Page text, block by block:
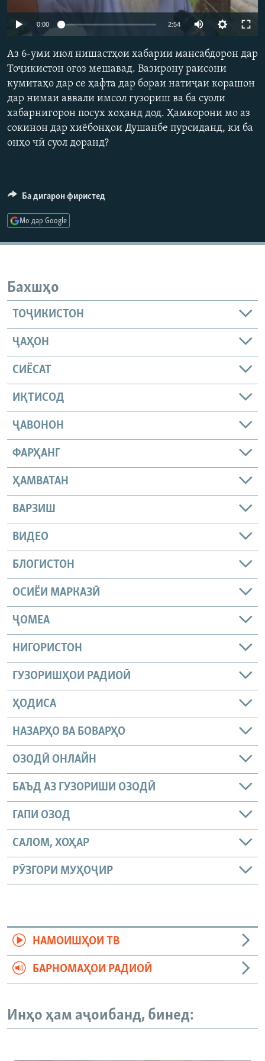
ГУЗОРИШҲОИ РАДИОӢ
Русский
ПАЙГИРӢ КУНЕД
Ҳамаи сомонаҳои RFE/RL
Auto 240p 360p 480p
1080p
0:00 2:54
480p
720p
1080p
Аз 6-уми июл нишастҳои хабарии мансабдорон дар
Тоҷикистон оғоз мешавад. Вазирону раисони
кумитаҳо дар се ҳафта дар бораи натиҷаи корашон
дар нимаи аввали имсол гузориш ва ба суоли
хабарнигорон посух хоҳанд дод. Ҳамкорони мо аз
сокинон дар хиёбонҳои Душанбе пурсиданд, ки ба
онҳо чӣ суол доранд?
Ба дигарон фиристед
Мо дар Google
Бахшҳо
ТОҶИКИСТОН
ҶАҲОН
СИЁСАТ
ИҚТИСОД
ҶАВОНОН
ФАРҲАНГ
ҲАМВАТАН
ВАРЗИШ
ВИДЕО
БЛОГИСТОН
ОСИЁИ МАРКАЗӢ
ҶОМEА
НИГОРИСТОН
ГУЗОРИШҲОИ РАДИОӢ
ҲОДИСА
НАЗАРҲО ВА БОВАРҲО
ОЗОДӢ ОНЛАЙН
БАЪД АЗ ГУЗОРИШИ ОЗОДӢ
ГАПИ ОЗОД
САЛОМ, ХОҲАР
РӮЗГОРИ МУҲОҶИР
НАМОИШҲОИ ТВ
БАРНОМАҲОИ РАДИОӢ
Инҳо ҳам аҷоибанд, бинед: